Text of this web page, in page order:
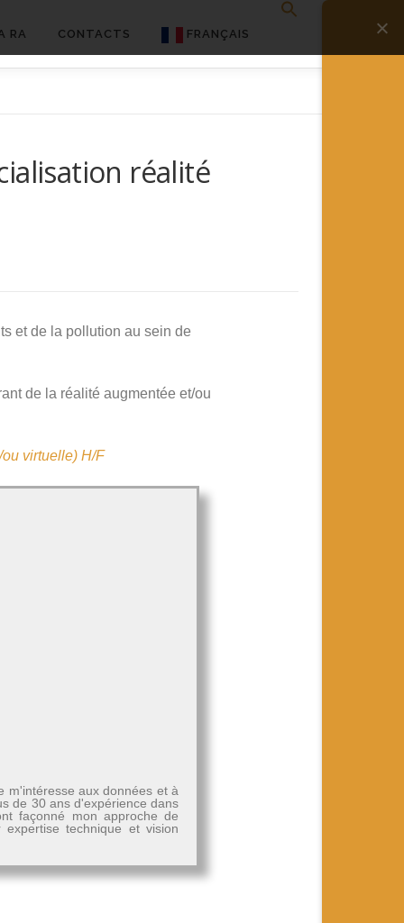
RA CONTACTS FRANÇAIS
Deutsch
réalité
et de la pollution au sein de
de la réalité augmentée et/ou
virtuelle) H/F
m'intéresse aux données et à
de 30 ans d'expérience dans
façonné mon approche de
technique et vision